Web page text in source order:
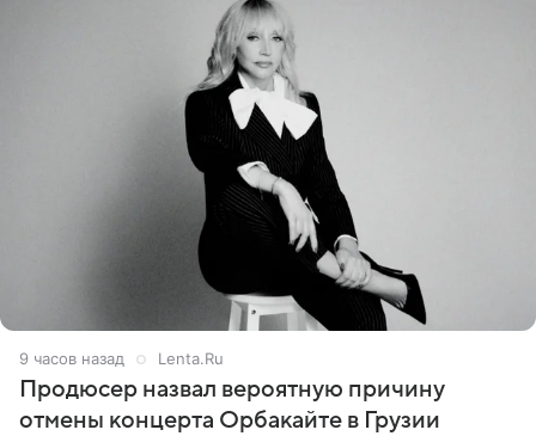
9 часов назад Lenta.Ru
Продюсер назвал вероятную причину
отмены концерта Орбакайте в Грузии